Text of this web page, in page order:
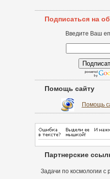
Подписаться на
Введите Ваш
Помощь сайту
Помощь
Партнерские
Задачи по космологии с